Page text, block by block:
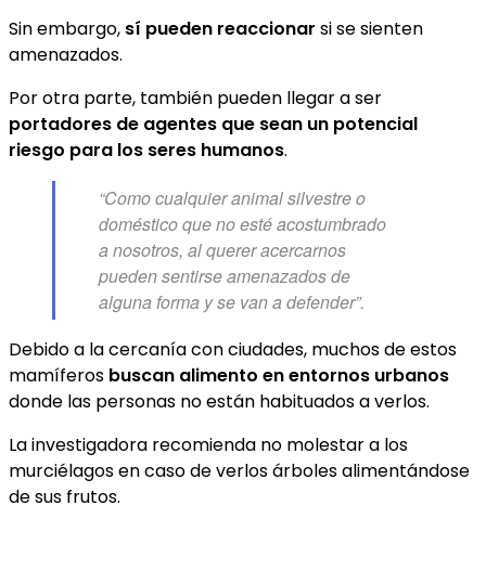
Sin embargo, sí pueden reaccionar si se sienten
amenazados.
Por otra parte, también pueden llegar a ser
portadores de agentes que sean un potencial
riesgo para los seres humanos.
“Como cualquier animal silvestre o
doméstico que no esté acostumbrado
a nosotros, al querer acercarnos
pueden sentirse amenazados de
alguna forma y se van a defender”.
Debido a la cercanía con ciudades, muchos de estos
mamíferos buscan alimento en entornos urbanos
donde las personas no están habituados a verlos.
La investigadora recomienda no molestar a los
murciélagos en caso de verlos árboles alimentándose
de sus frutos.